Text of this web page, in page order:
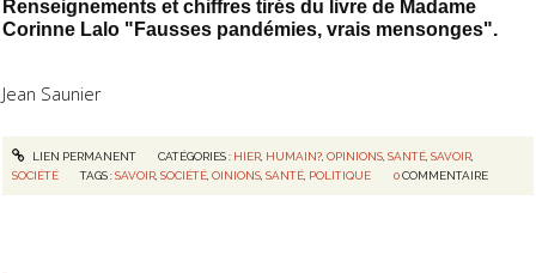
Renseignements et chiffres tirés du livre de Madame
Corinne Lalo "Fausses pandémies, vrais mensonges".
Jean Saunier
LIEN PERMANENT CATÉGORIES : HIER, HUMAIN?, OPINIONS, SANTÉ, SAVOIR,
SOCIÉTÉ
TAGS :SAVOIR ,SOCIÉTÉ ,OINIONS ,SANTÉ POLITIQUE 0 COMMENTAIRE